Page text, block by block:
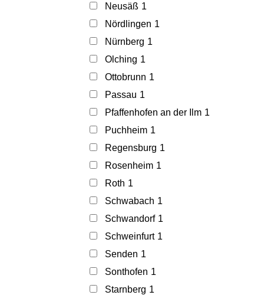
Neusäß 1
Nördlingen 1
Nürnberg 1
Olching 1
Ottobrunn 1
Passau 1
Pfaffenhofen an der Ilm 1
Puchheim 1
Regensburg 1
Rosenheim 1
Roth 1
Schwabach 1
Schwandorf 1
Schweinfurt 1
Senden 1
Sonthofen 1
Starnberg 1